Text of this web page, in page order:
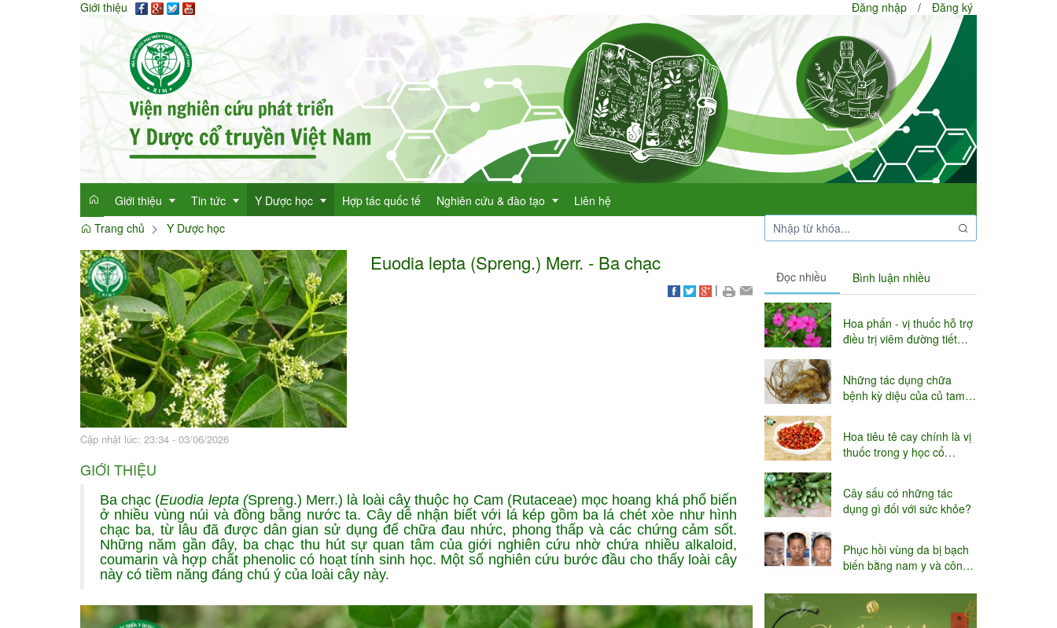
Giới thiệu Đăng nhập / Đăng ký
Giới thiệu
Giới thiệu
Mục đích
Chức năng nhiệm vụ
Tin tức
Tin tức tổng hợp
Tin tức trong ngành
Y Dược học
Thông tin y học
Cây thuốc quý Danh lục cây thuốc
Danh lục cây thuốc Việt Nam
Làm đẹp với thảo dược
Bài thuốc hay
Sức khỏe ngàn vàng
Hợp tác quốc tế Nghiên cứu & đào tạo
Dự án KHCN
Liên hệ
Trang chủ
Y Dược học
Cập nhật lúc: 23:34 - 03/06/2026
Euodia lepta (Spreng.) Merr. - Ba chạc
|
GIỚI THIỆU
Ba chạc (Euodia lepta (Spreng.) Merr.) là loài cây thuộc họ Cam (Rutaceae) mọc hoang khá phổ biến
ở nhiều vùng núi và đồng bằng nước ta. Cây dễ nhận biết với lá kép gồm ba lá chét xòe như hình
chạc ba, từ lâu đã được dân gian sử dụng để chữa đau nhức, phong thấp và các chứng cảm sốt.
Những năm gần đây, ba chạc thu hút sự quan tâm của giới nghiên cứu nhờ chứa nhiều alkaloid,
coumarin và hợp chất phenolic có hoạt tính sinh học. Một số nghiên cứu bước đầu cho thấy loài cây
này có tiềm năng đáng chú ý của loài cây này.
Đọc nhiều Bình luận nhiều
Hoa phấn - vị thuốc hỗ trợ
điều trị viêm đường tiết
Những tác dụng chữa
bệnh kỳ diệu của củ tam
Hoa tiêu tê cay chính là vị
thuốc trong y học cổ
Cây sấu có những tác
dụng gì đối với sức khỏe?
Phục hồi vùng da bị bạch
biến bằng nam y và công